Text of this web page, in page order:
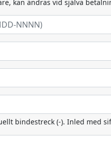
kan ändras vid själva
bindestreck (-). Inled med